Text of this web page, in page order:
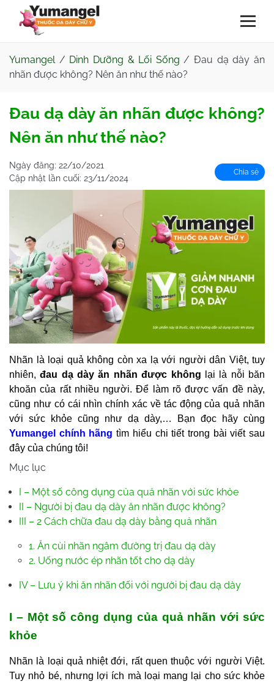
Yumangel/ Dinh Dưỡng & Lối Sống /Đau dạ dày ăn
nhãn được không? Nên ăn như thế nào?
Đau dạ dày ăn nhãn được không?
Nên ăn như thế nào?
Ngày đăng: 22/10/2021
Cập nhật lần cuối: 23/11/2024
Chia sẻ
Nhãn là loại quả không còn xa lạ với người dân Việt, tuy
nhiên,đau dạ dày ăn nhãn được không lại là nỗi băn
khoăn của rất nhiều người. Để làm rõ được vấn đề này,
cũng như có cái nhìn chính xác về tác động của quả nhãn
với sức khỏe cũng như dạ dày,… Bạn đọc hãy cùng
Yumangel chính hãng tìm hiểu chi tiết trong bài viết sau
đây của chúng tôi!
Mục lục
I – Một số công dụng của quả nhãn với sức khỏe
II – Người bị đau dạ dày ăn nhãn được không?
III – 2 Cách chữa đau dạ dày bằng quả nhãn
1. Ăn cùi nhãn ngâm đường trị đau dạ dày
2. Uống nước ép nhãn tốt cho dạ dày
IV – Lưu ý khi ăn nhãn đối với người bị đau dạ dày
I – Một số công dụng của quả nhãn với sức
khỏe
Nhãn là loại quả nhiệt đới, rất quen thuộc với người Việt.
Tuy nhỏ bé, nhưng lợi ích mà loại mang lại cho sức khỏe